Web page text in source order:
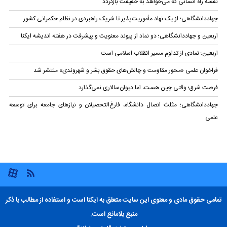
جهاددانشگاهی؛ از یک نهاد مأموریت‌پذیر تا شریک راهبردی در نظام حکمرانی کشور
اربعین و جهاددانشگاهی؛ دو نماد از پیوند معنویت و پیشرفت در هفته اندیشه ایکنا
اربعین؛ نمادی از تداوم مسیر انقلاب اسلامی است
فراخوان علمی «محور مقاومت و چالش‌های حقوق بشر و شهروندی» منتشر شد
فرصت شرق؛ وقتی چین هست، اما دیوان‌سالاری نمی‌گذارد
جهاددانشگاهی؛ مثلث اتصال دانشگاه، فارغ‌التحصیلان و نیازهای جامعه برای توسعه
علمی
تمامی حقوق مادی و معنوی این سایت متعلق به ایکنا است و استفاده از مطالب با ذکر
منبع بلامانع است.